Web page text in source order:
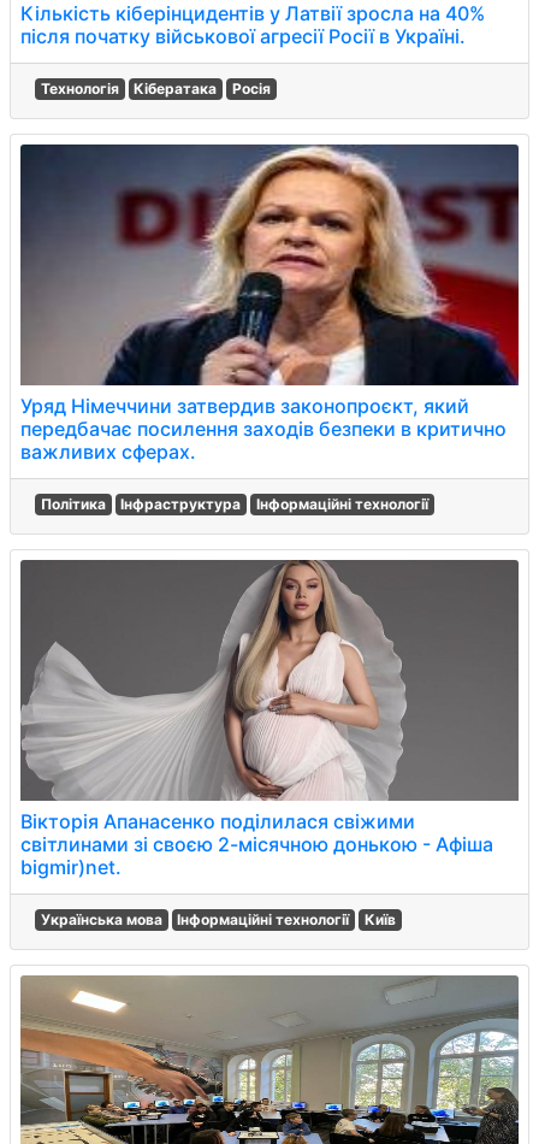
Кількість кіберінцидентів у Латвії зросла на 40%
після початку військової агресії Росії в Україні.
Технологія Кібератака Росія
Уряд Німеччини затвердив законопроєкт, який
передбачає посилення заходів безпеки в критично
важливих сферах.
Політика Інфраструктура Інформаційні технології
Вікторія Апанасенко поділилася свіжими
світлинами зі своєю 2-місячною донькою - Афіша
bigmir)net.
Українська мова Інформаційні технології Київ